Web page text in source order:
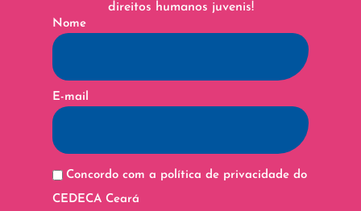
direitos humanos juvenis!
Nome
E-mail
Concordo com a política de privacidade do
CEDECA Ceará